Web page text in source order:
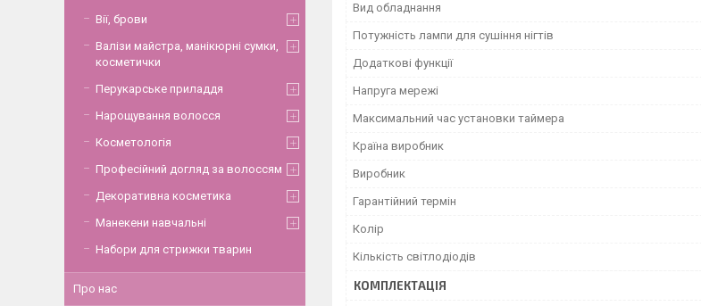
Вид обладнання
Потужність лампи для сушіння нігтів
Додаткові функції
Напруга мережі
Максимальний час установки таймера
Країна виробник
Виробник
Гарантійний термін
Колір
Кількість світлодіодів
КОМПЛЕКТАЦІЯ
Вії, брови
Валізи майстра, манікюрні сумки,
косметички
Перукарське приладдя
Нарощування волосся
Косметологія
Професійний догляд за волоссям
Декоративна косметика
Манекени навчальні
Набори для стрижки тварин
Про нас